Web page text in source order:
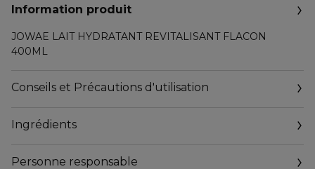
Information produit
JOWAE LAIT HYDRATANT REVITALISANT FLACON
400ML
Conseils et Précautions d'utilisation
Ingrédients
Personne responsable